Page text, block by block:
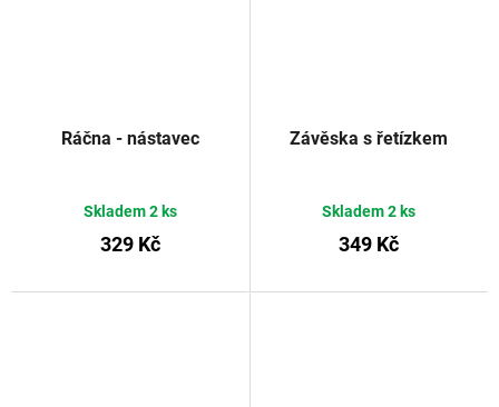
Ráčna - nástavec
Skladem2 ks
329 Kč
Závěska s řetízkem
Skladem2 ks
349 Kč